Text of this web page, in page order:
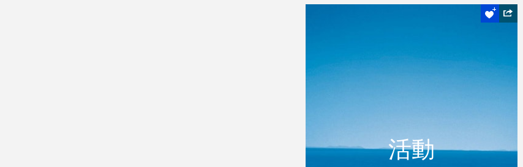
活動
活動
航行中看到太陽降下地平線，並欣賞星星出